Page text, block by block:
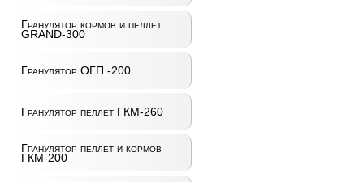
Гранулятор кормов и пеллет
GRAND-300
Гранулятор ОГП -200
Гранулятор пеллет ГКМ-260
Гранулятор пеллет и кормов
ГКМ-200